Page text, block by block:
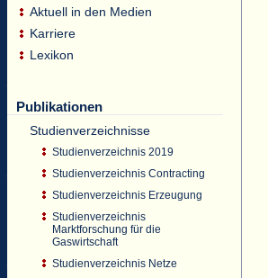
Aktuell in den Medien
Karriere
Lexikon
Publikationen
Studienverzeichnisse
Studienverzeichnis 2019
Studienverzeichnis Contracting
Studienverzeichnis Erzeugung
Studienverzeichnis
Marktforschung für die
Gaswirtschaft
Studienverzeichnis Netze